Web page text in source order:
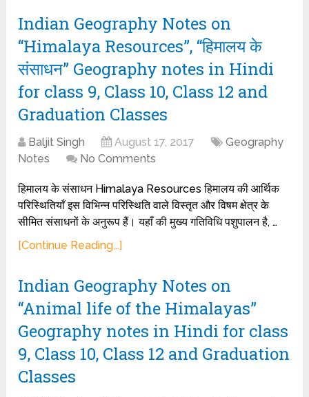
Indian Geography Notes on
“Himalaya Resources”, “हिमालय के
संसाधन” Geography notes in Hindi
for class 9, Class 10, Class 12 and
Graduation Classes
Baljit Singh August 17, 2017
Geography
Notes
No Comments
हिमालय के संसाधन Himalaya Resources हिमालय की आर्थिक
परिस्थितियाँ इस विभिन्न परिस्थिति वाले विस्तृत और विषम क्षेत्र के
सीमित संसाधनों के अनुरूप हैं। यहाँ की मुख्य गतिविधि पशुपालन है, …
[Continue Reading...]
Indian Geography Notes on
“Animal life of the Himalayas”
Geography notes in Hindi for class
9, Class 10, Class 12 and Graduation
Classes